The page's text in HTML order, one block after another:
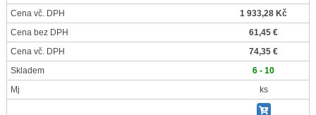
Cena vč. DPH
1 933,28 Kč
Cena bez DPH
61,45 €
Cena vč. DPH
74,35 €
Skladem
6 - 10
Mj
ks